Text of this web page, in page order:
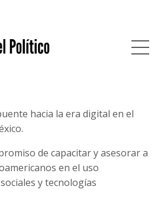
hacia la era digital en el
de capacitar y asesorar a
en el uso
y tecnologías